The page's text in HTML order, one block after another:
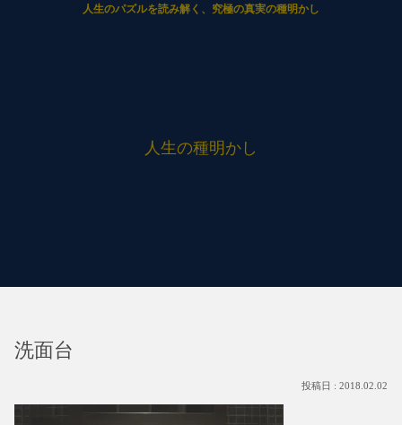
人生の種明かし
人生のパズルを読み解く、究極の真実の種明かし
洗面台
2018.02.02